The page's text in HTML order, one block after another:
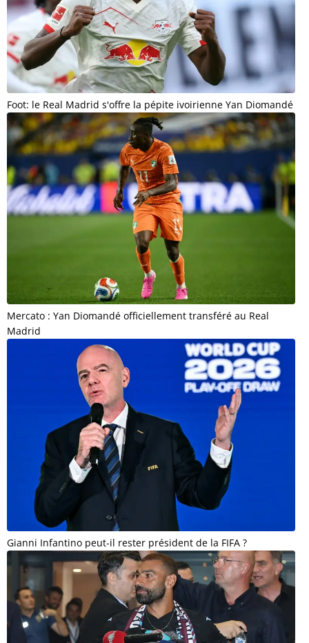
Foot: le Real Madrid s'offre la pépite ivoirienne Yan Diomandé
Mercato : Yan Diomandé officiellement transféré au Real
Madrid
Gianni Infantino peut-il rester président de la FIFA ?